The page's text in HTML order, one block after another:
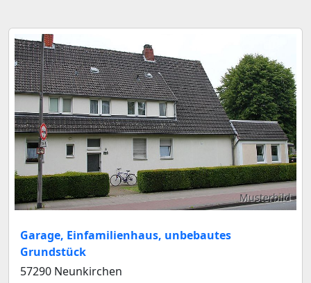
Musterbild
Garage, Einfamilienhaus, unbebautes
Grundstück
57290 Neunkirchen